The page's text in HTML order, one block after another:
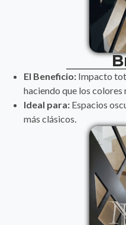
El Beneficio: Impacto
haciendo que los
Ideal para: Espacios
más clásicos.